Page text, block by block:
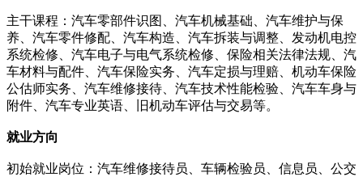
主干课程：汽车零部件识图、汽车机械基础、汽车维护与保
养、汽车零件修配、汽车构造、汽车拆装与调整、发动机电控
系统检修、汽车电子与电气系统检修、保险相关法律法规、汽
车材料与配件、汽车保险实务、汽车定损与理赔、机动车保险
公估师实务、汽车维修接待、汽车技术性能检验、汽车车身与
附件、汽车专业英语、旧机动车评估与交易等。
就业方向
初始就业岗位：汽车维修接待员、车辆检验员、信息员、公交